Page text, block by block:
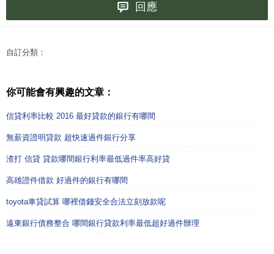
回應
自訂分類：
你可能會有興趣的文章：
信貸利率比較 2016 最好貸款的銀行有哪間
無薪資證明貸款 超快速過件銀行分享
渣打 信貸 貸款哪間銀行利率最低過件率高好貸
高雄證件借款 好過件的銀行有哪間
toyota車貸試算 哪裡借錢安全合法立刻放款呢
遠東銀行債務整合 哪間銀行貸款利率最低超好過件辦理